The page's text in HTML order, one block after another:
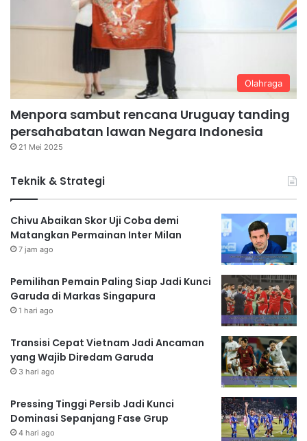
Olahraga
Menpora sambut rencana Uruguay tanding
persahabatan lawan Negara Indonesia
21 Mei 2025
Teknik & Strategi
Chivu Abaikan Skor Uji Coba demi
Matangkan Permainan Inter Milan
7 jam ago
Pemilihan Pemain Paling Siap Jadi Kunci
Garuda di Markas Singapura
1 hari ago
Transisi Cepat Vietnam Jadi Ancaman
yang Wajib Diredam Garuda
3 hari ago
Pressing Tinggi Persib Jadi Kunci
Dominasi Sepanjang Fase Grup
4 hari ago